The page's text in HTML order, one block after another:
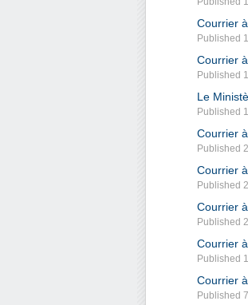
Courrier
Published
Courrier
Published
Le
Published
Courrier
Published
Courrier
Published
Courrier
Published
Courrier
Published
Courrier
Published